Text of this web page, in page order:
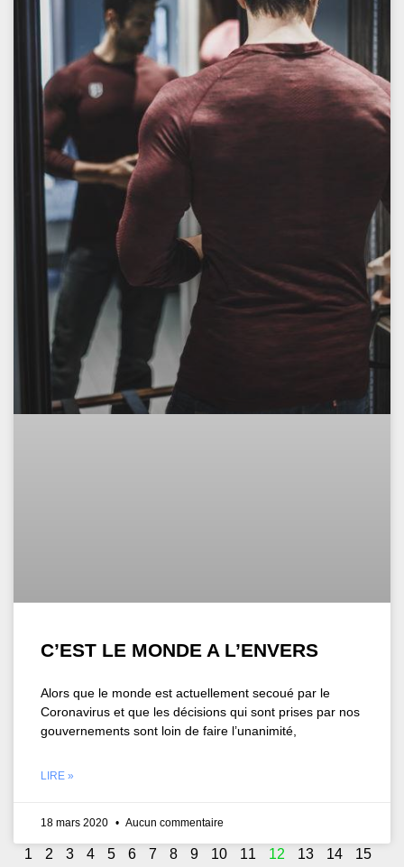
C’EST LE MONDE A L’ENVERS
Alors que le monde est actuellement secoué par le
Coronavirus et que les décisions qui sont prises par nos
gouvernements sont loin de faire l’unanimité,
LIRE »
18 mars 2020 Aucun commentaire
1 2 3 4 5 6 7 8 9 10 11 12 13 14
15